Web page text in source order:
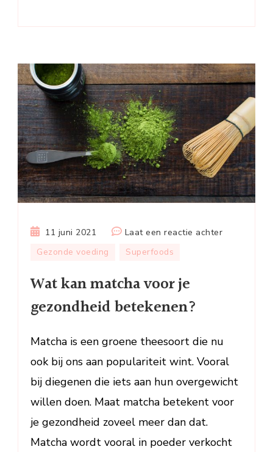
11 juni 2021 Laat een reactie achterop
betekenen?
Gezonde voeding Superfoods
Wat kan matcha voor je
gezondheid betekenen?
Matcha is een groene theesoort die nu
ook bij ons aan populariteit wint. Vooral
bij diegenen die iets aan hun overgewicht
willen doen. Maat matcha betekent voor
je gezondheid zoveel meer dan dat.
Matcha wordt vooral in poeder verkocht